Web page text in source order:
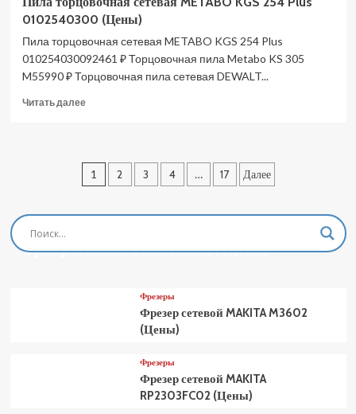
0102540300 (Цены)
Пила торцовочная сетевая METABO KGS 254 Plus
010254030092461 ₽ Торцовочная пила Metabo KS 305
M55990 ₽ Торцовочная пила сетевая DEWALT...
Читать далееПрочитать
торцовочная
сетевая
0102540300
Пагинация
1 2 3 4 … 17 Далее
Фрезеры
Фрезер сетевой MAKITA M3601 (Цены)
Фрезеры
Фрезер сетевой MAKITA M3602
(Цены)
Фрезеры
Фрезер сетевой MAKITA
RP2303FC02 (Цены)